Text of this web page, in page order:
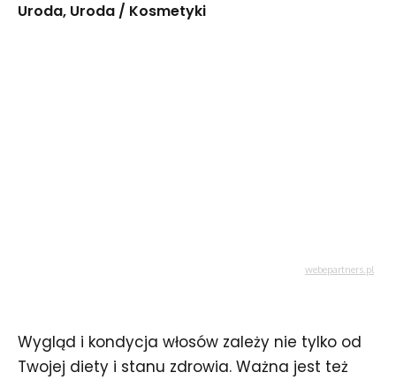
Uroda Uroda / Kosmetyki
Wygląd i kondycja włosów zależy nie tylko od
Twojej diety i stanu zdrowia. Ważna jest też